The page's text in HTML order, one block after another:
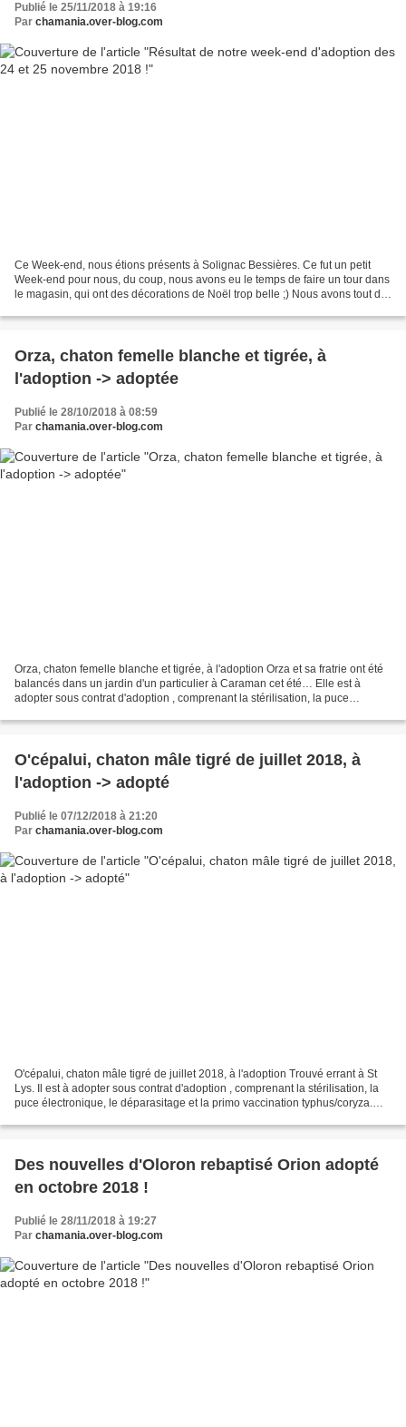
Publié le 25/11/2018 à 19:16
Par chamania.over-blog.com
Ce Week-end, nous étions présents à Solignac Bessières. Ce fut un petit
Week-end pour nous, du coup, nous avons eu le temps de faire un tour dans
le magasin, qui ont des décorations de Noël trop belle ;) Nous avons tout de
Orza, chaton femelle blanche et tigrée, à
l'adoption -> adoptée
Publié le 28/10/2018 à 08:59
Par chamania.over-blog.com
Orza, chaton femelle blanche et tigrée, à l'adoption Orza et sa fratrie ont été
balancés dans un jardin d'un particulier à Caraman cet été… Elle est à
adopter sous contrat d'adoption , comprenant la stérilisation, la puce
O'cépalui, chaton mâle tigré de juillet 2018, à
l'adoption -> adopté
Publié le 07/12/2018 à 21:20
Par chamania.over-blog.com
O'cépalui, chaton mâle tigré de juillet 2018, à l'adoption Trouvé errant à St
Lys. Il est à adopter sous contrat d'adoption , comprenant la stérilisation, la
puce électronique, le déparasitage et la primo vaccination typhus/coryza.
Des nouvelles d'Oloron rebaptisé Orion adopté
en octobre 2018 !
Publié le 28/11/2018 à 19:27
Par chamania.over-blog.com